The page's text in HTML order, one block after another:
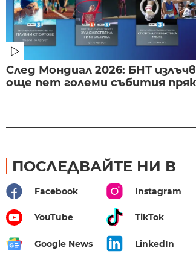
След Мондиал 2026: БНТ
още пет големи събития
ПОСЛЕДВАЙТЕ НИ В
Facebook Instagram
YouTube TikTok
Google News LinkedIn